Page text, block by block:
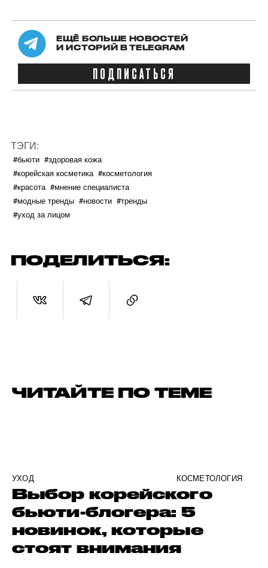
ЕЩЁ БОЛЬШЕ НОВОСТЕЙ
И ИСТОРИЙ В TELEGRAM
ПОДПИСАТЬСЯ
ТЭГИ:
#бьюти #здоровая кожа
#корейская косметика #косметология
#красота #мнение специалиста
#модные тренды #новости #тренды
#уход за лицом
ПОДЕЛИТЬСЯ:
ЧИТАЙТЕ ПО ТЕМЕ
УХОД КОСМЕТОЛОГИЯ
Выбор корейского
бьюти-блогера: 5
новинок, которые
стоят внимания